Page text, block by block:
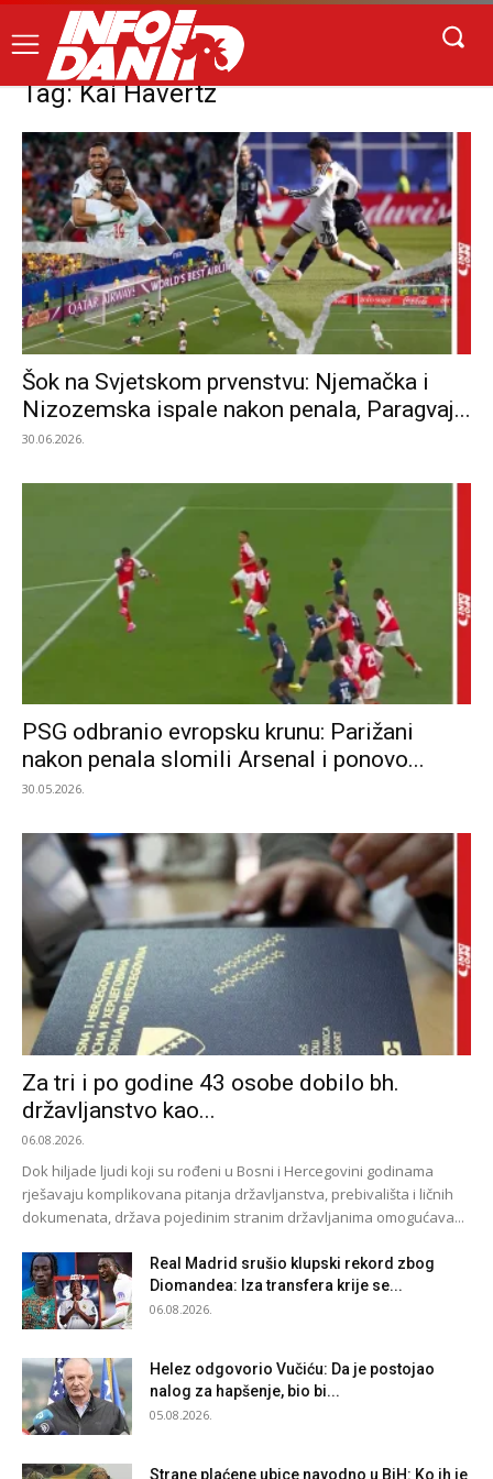
Tag: Kai Havertz
Šok na Svjetskom prvenstvu: Njemačka i
Nizozemska ispale nakon penala, Paragvaj...
30.06.2026.
PSG odbranio evropsku krunu: Parižani
nakon penala slomili Arsenal i ponovo...
30.05.2026.
Za tri i po godine 43 osobe dobilo bh.
državljanstvo kao...
06.08.2026.
Dok hiljade ljudi koji su rođeni u Bosni i Hercegovini godinama
rješavaju komplikovana pitanja državljanstva, prebivališta i ličnih
dokumenata, država pojedinim stranim državljanima omogućava...
Real Madrid srušio klupski rekord zbog
Diomandea: Iza transfera krije se...
06.08.2026.
Helez odgovorio Vučiću: Da je postojao
nalog za hapšenje, bio bi...
05.08.2026.
Strane plaćene ubice navodno u BiH: Ko ih je